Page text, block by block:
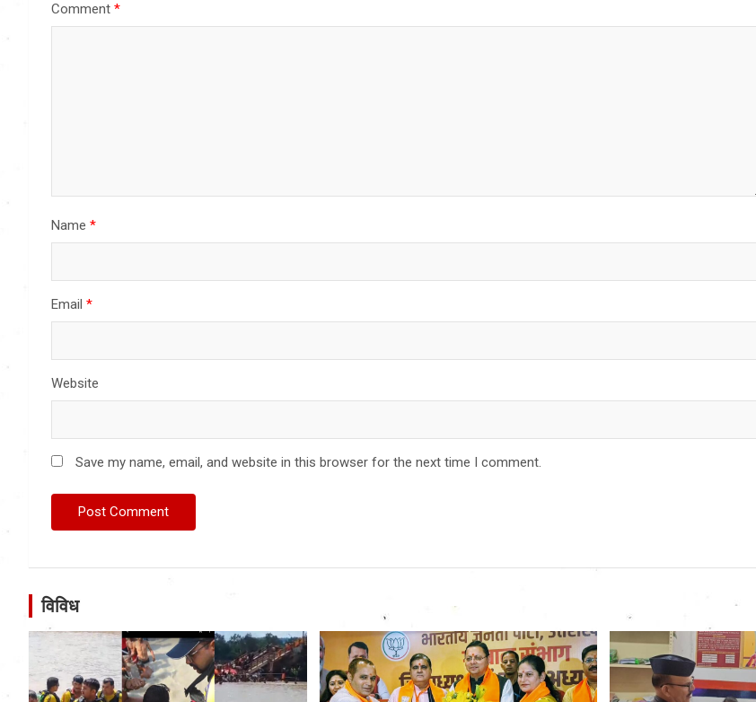
Comment *
Name *
Email *
Website
Save my name, email, and website in this browser for the next time I comment.
विविध